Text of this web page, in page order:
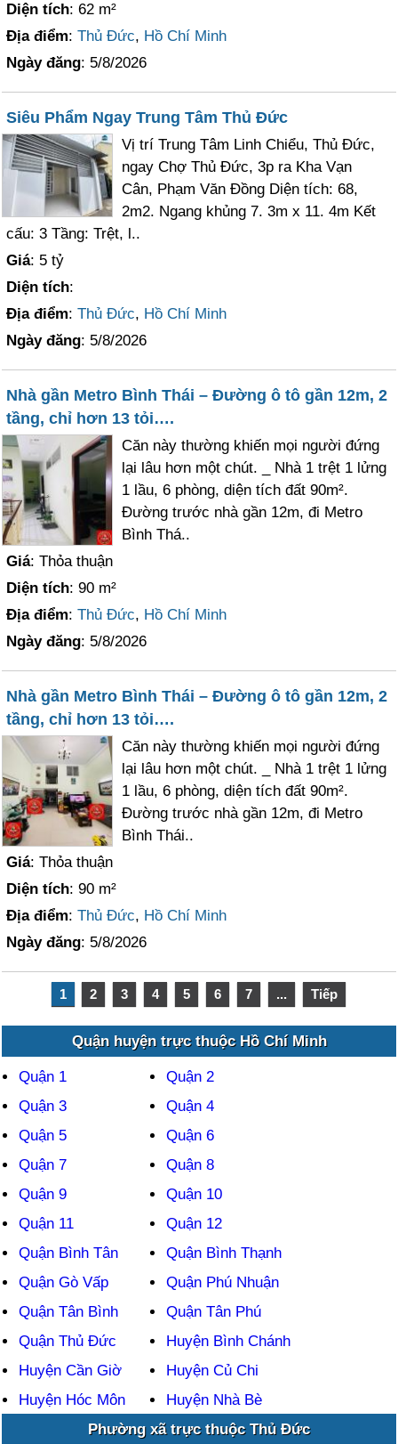
Diện tích: 62 m²
Địa điểm:Thủ Đức, Hồ Chí Minh
Ngày đăng: 5/8/2026
Siêu Phẩm Ngay Trung Tâm Thủ Đức
Vị trí Trung Tâm Linh Chiểu, Thủ Đức,
ngay Chợ Thủ Đức, 3p ra Kha Vạn
Cân, Phạm Văn Đồng Diện tích: 68,
2m2. Ngang khủng 7. 3m x 11. 4m Kết
cấu: 3 Tầng: Trệt, l..
Giá: 5 tỷ
Diện tích:
Địa điểm:Thủ Đức, Hồ Chí Minh
Ngày đăng: 5/8/2026
Nhà gần Metro Bình Thái – Đường ô tô gần 12m, 2
tầng, chỉ hơn 13 tỏi….
Căn này thường khiến mọi người đứng
lại lâu hơn một chút. _ Nhà 1 trệt 1 lửng
1 lầu, 6 phòng, diện tích đất 90m².
Đường trước nhà gần 12m, đi Metro
Bình Thá..
Giá: Thỏa thuận
Diện tích: 90 m²
Địa điểm:Thủ Đức, Hồ Chí Minh
Ngày đăng: 5/8/2026
Nhà gần Metro Bình Thái – Đường ô tô gần 12m, 2
tầng, chỉ hơn 13 tỏi….
Căn này thường khiến mọi người đứng
lại lâu hơn một chút. _ Nhà 1 trệt 1 lửng
1 lầu, 6 phòng, diện tích đất 90m².
Đường trước nhà gần 12m, đi Metro
Bình Thái..
Giá: Thỏa thuận
Diện tích: 90 m²
Địa điểm:Thủ Đức, Hồ Chí Minh
Ngày đăng: 5/8/2026
1 2 3 4 5 6 7 ... Tiếp
Quận huyện trực thuộc Hồ Chí Minh
Quận 1
Quận 2
Quận 3
Quận 4
Quận 5
Quận 6
Quận 7
Quận 8
Quận 9
Quận 10
Quận 11
Quận 12
Quận Bình Tân
Quận Bình Thạnh
Quận Gò Vấp
Quận Phú Nhuận
Quận Tân Bình
Quận Tân Phú
Quận Thủ Đức
Huyện Bình Chánh
Huyện Cần Giờ
Huyện Củ Chi
Huyện Hóc Môn
Huyện Nhà Bè
Phường xã trực thuộc Thủ Đức